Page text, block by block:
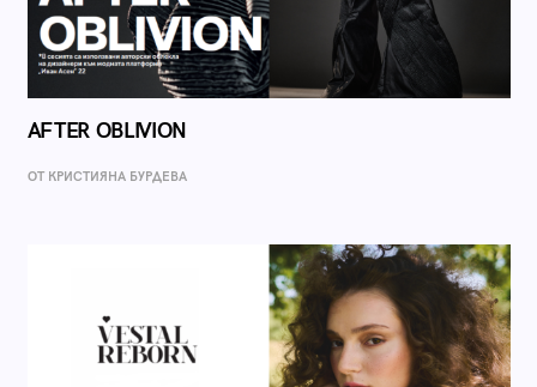
AFTER OBLIVION
ОТ КРИСТИЯНА БУРДЕВА